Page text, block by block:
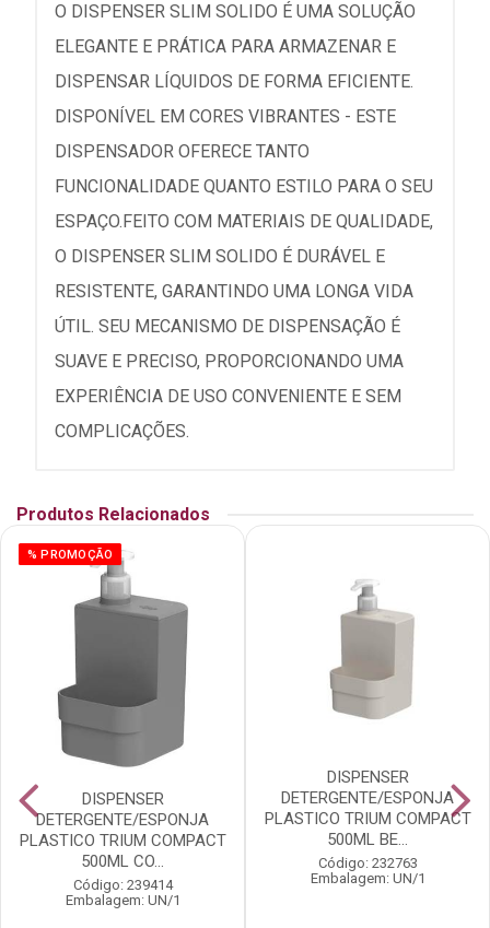
O DISPENSER SLIM SOLIDO É UMA SOLUÇÃO
ELEGANTE E PRÁTICA PARA ARMAZENAR E
DISPENSAR LÍQUIDOS DE FORMA EFICIENTE.
DISPONÍVEL EM CORES VIBRANTES - ESTE
DISPENSADOR OFERECE TANTO
FUNCIONALIDADE QUANTO ESTILO PARA O SEU
ESPAÇO.FEITO COM MATERIAIS DE QUALIDADE,
O DISPENSER SLIM SOLIDO É DURÁVEL E
RESISTENTE, GARANTINDO UMA LONGA VIDA
ÚTIL. SEU MECANISMO DE DISPENSAÇÃO É
SUAVE E PRECISO, PROPORCIONANDO UMA
EXPERIÊNCIA DE USO CONVENIENTE E SEM
COMPLICAÇÕES.
Produtos Relacionados
% PROMOÇÃO
DISPENSER
DETERGENTE/ESPONJA
PLASTICO TRIUM COMPACT
500ML CO...
Código: 239414
Embalagem: UN/1
DISPENSER
DETERGENTE/ESPONJA
PLASTICO TRIUM COMPACT
500ML BE...
Código: 232763
Embalagem: UN/1